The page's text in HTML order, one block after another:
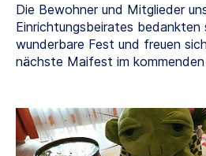
Die Bewohner und Mitglieder
Einrichtungsbeirates bedankten
wunderbare Fest und freuen
nächste Maifest im